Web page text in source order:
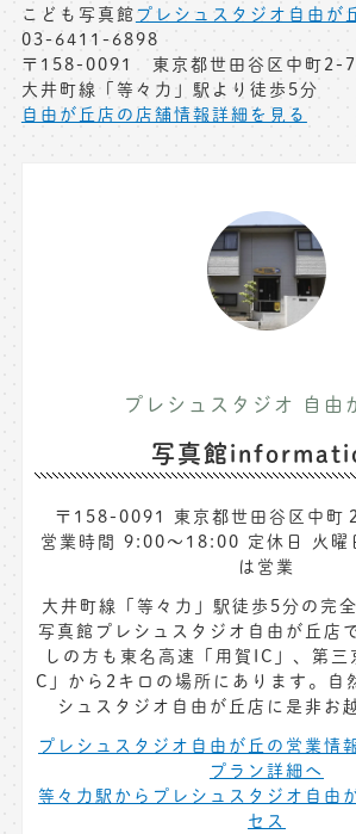
こども写真館 プレシュスタジオ自由が
03-6411-6898
〒158-0091 東京都世田谷区中町2-
大井町線「等々力」駅より徒歩5分
自由が丘店の店舗情報詳細を見る
プレシュスタジオ 自由
写真館
〒158-0091 東京都世田谷区中町
営業時間 9:00～18:00 定休日 火曜
は営業
大井町線「等々力」駅徒歩5分の完
写真館プレシュスタジオ自由が丘店
しの方も東名高速「用賀IC」、第
C」から2キロの場所にあります。自
シュスタジオ自由が丘店に是非お
プレシュスタジオ自由が丘の営業情
プラン詳細へ
等々力駅からプレシュスタジオ自由
セス